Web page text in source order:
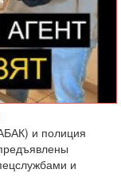
и полиция
и